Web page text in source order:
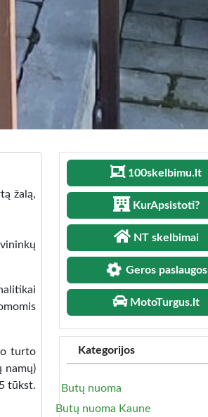
žalą,
turto
namų)
tūkst.
100skelbimu.lt
KurApsistoti?
NT skelbimai
Geros paslaugos
MotoTurgus.lt
Kategorijos
Butų nuoma
Butų nuoma Kaune